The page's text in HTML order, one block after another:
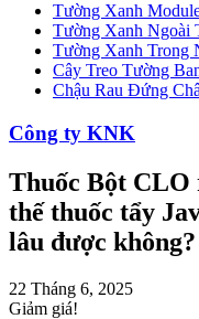
Tường Xanh
Tường Xanh Ngoài
Tường Xanh Trong
Cây Treo Tường
Chậu Rau Đứng
Công ty KNK
Thuốc Bột CLO
thế thuốc tẩy
lâu được không?
22 Tháng 6, 2025
Giảm giá!